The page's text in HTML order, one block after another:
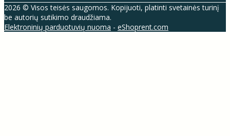
2026 © Visos teisės saugomos. Kopijuoti, platinti svetainės turinį
be autorių sutikimo draudžiama.
Elektroninių parduotuvių nuoma - eShoprent.com